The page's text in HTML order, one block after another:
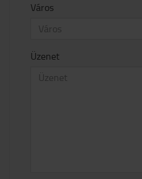
Város
Üzenet